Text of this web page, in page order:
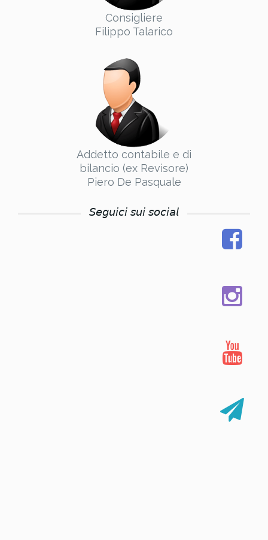
Consigliere
Filippo Talarico
Addetto contabile e di
bilancio (ex Revisore)
Piero De Pasquale
𝘚𝘦𝘨𝘶𝘪𝘤𝘪 𝘴𝘶𝘪 𝘴𝘰𝘤𝘪𝘢𝘭